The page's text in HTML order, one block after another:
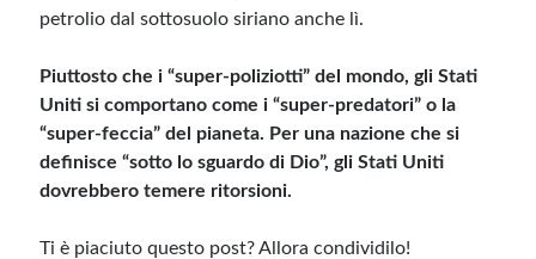
petrolio dal sottosuolo siriano anche lì.
Piuttosto che i “super-poliziotti” del mondo, gli Stati
Uniti si comportano come i “super-predatori” o la
“super-feccia” del pianeta. Per una nazione che si
definisce “sotto lo sguardo di Dio”, gli Stati Uniti
dovrebbero temere ritorsioni.
Ti è piaciuto questo post? Allora condividilo!